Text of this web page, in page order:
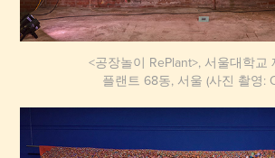
<공장놀이 RePlant>, 서울대학교
플랜트 68동, 서울 (사진 촬영: